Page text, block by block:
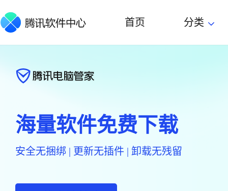
首页 分类
海量软件免费下载
安全无捆绑 | 更新无插件 | 卸载无残留